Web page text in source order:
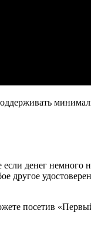
денег немного
другое
посетив